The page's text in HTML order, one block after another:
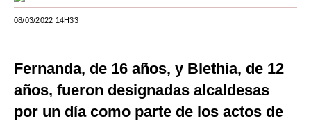
Mundo
México
08/03/2022 14H33
Fernanda, de 16 años, y Blethia, de 12
años, fueron designadas alcaldesas
por un día como parte de los actos de